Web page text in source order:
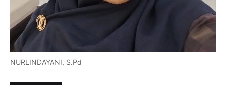
NURLINDAYANI, S.Pd